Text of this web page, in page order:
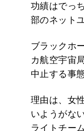
功績はでっ
部のネット
ブラックホ
カ航空宇宙
中止する事
理由は、女
いようがな
ライトチー